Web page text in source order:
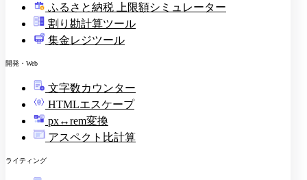
ふるさと納税 上限額シミュレーター
割り勘計算ツール
集金レジツール
開発・Web
文字数カウンター
HTMLエスケープ
px↔rem変換
アスペクト比計算
ライティング